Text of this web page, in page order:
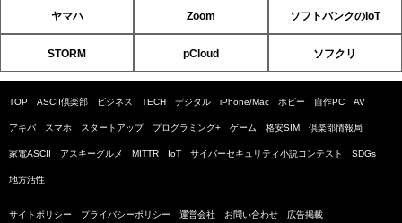
ヤマハ Zoom ソフトバンクのIoT
STORM pCloud ソフクリ
TOP ASCII倶楽部 ビジネス TECH デジタル iPhone/Mac ホビー 自作PC AV
アキバ スマホ スタートアップ プログラミング+ ゲーム 格安SIM 倶楽部情報局
家電ASCII アスキーグルメ MITTR IoT サイバーセキュリティ小説コンテスト SDGs
地方活性
サイトポリシー プライバシーポリシー 運営会社 お問い合わせ 広告掲載